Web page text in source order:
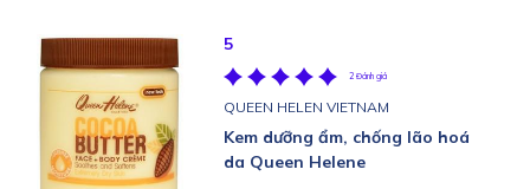
5
2 Đánh giá
QUEEN HELEN VIETNAM
Kem dưỡng ẩm, chống lão hoá
da Queen Helene